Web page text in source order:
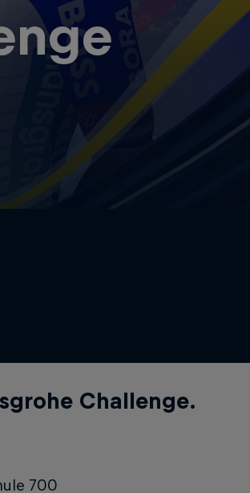
Challenge.
700